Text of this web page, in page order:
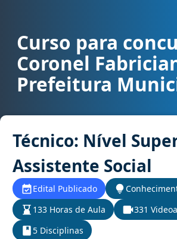
Curso para concurso Coronel Fabriciano/
Curso para
Coronel
Prefeitura
Técnico: Nível
Assistente Social
Edital Publicado
133 Horas de Aula
331
5 Disciplinas